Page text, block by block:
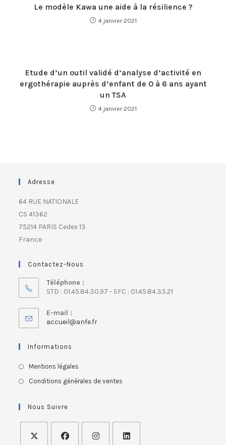
Le modèle Kawa une aide à la résilience ?
4 janvier 2021
Etude d’un outil validé d’analyse d’activité en
ergothérapie auprès d’enfant de 0 à 6 ans ayant
un TSA
4 janvier 2021
Adresse
64 RUE NATIONALE
CS 41362
75214 PARIS Cedex 13
France
Contactez-Nous
Téléphone :
STD : 01.45.84.30.97 - SFC : 01.45.84.33.21
E-mail :
accueil@anfe.fr
Informations
Mentions légales
Conditions générales de ventes
Nous Suivre